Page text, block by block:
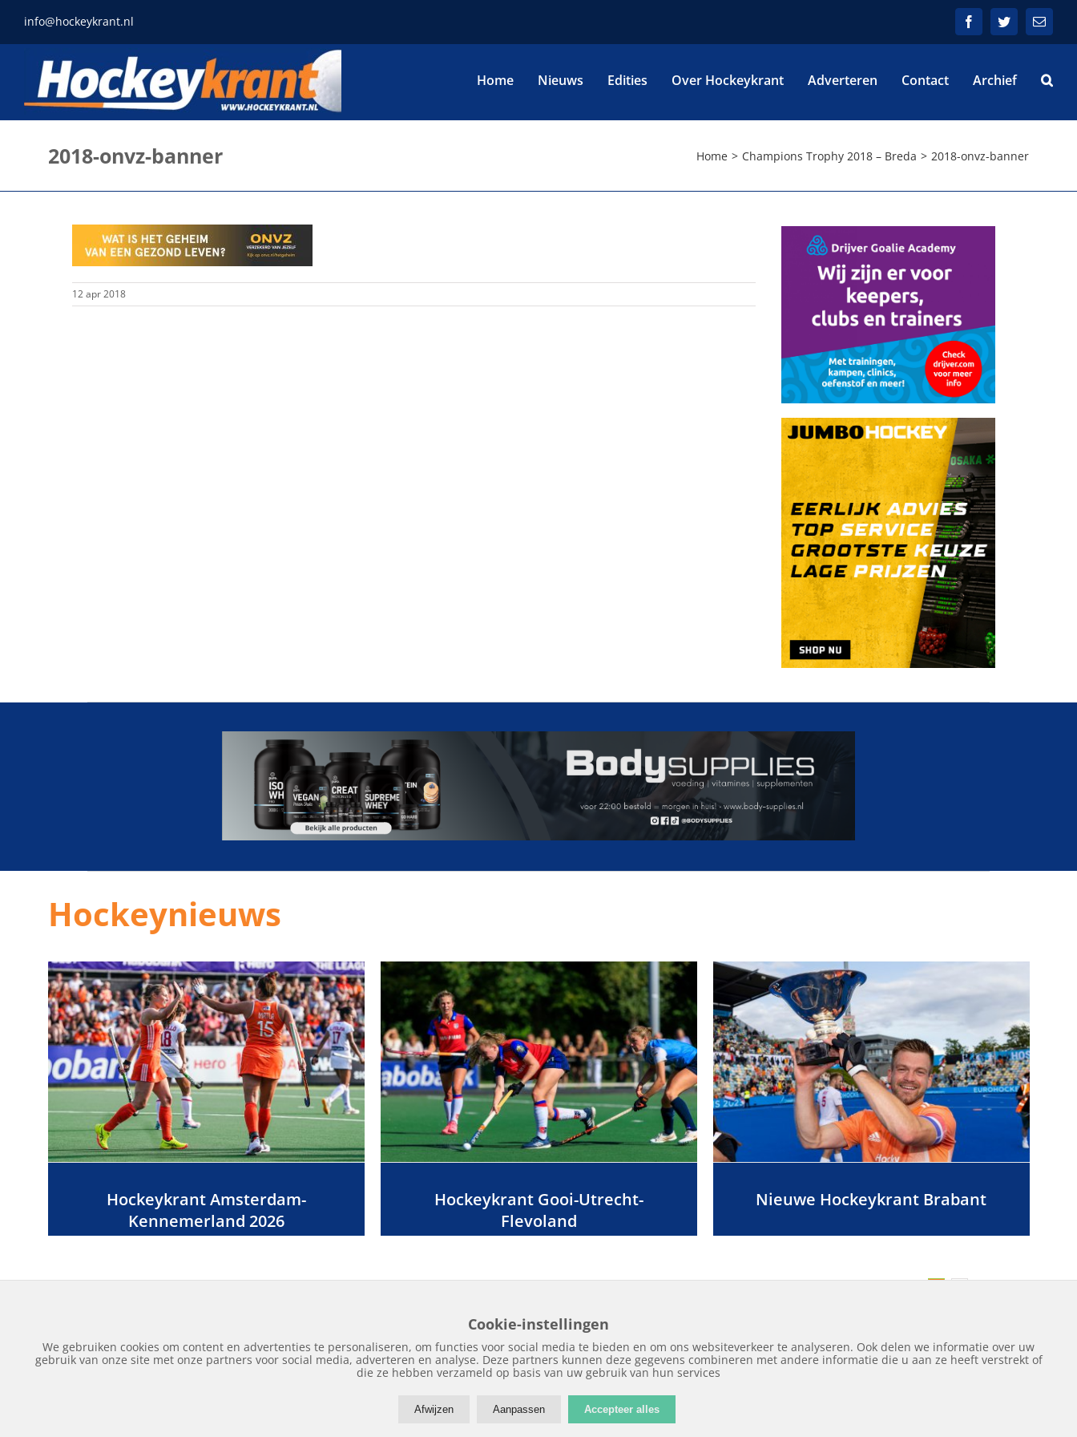
naar
inhoud
info@hockeykrant.nl FacebookTwitterE-
mail
Home Nieuws Edities Over Hockeykrant Adverteren Contact Archief
2018-onvz-banner Home Champions Trophy 2018 – Breda 2018-onvz-banner
12 apr 2018
Hockeynieuws
Hockeykrant Amsterdam-
Kennemerland 2026
Hockeykrant Gooi-Utrecht-
Flevoland
Nieuwe Hockeykrant Brabant
Home Edities Over Hockeykrant Adverteren Contact Nieuws Archief
Copyright © 2018 | Hockeykrant.nl | Realisatie:Site Online
Cookie-instellingen
We gebruiken cookies om content en advertenties te personaliseren, om functies voor social media te bieden en om ons websiteverkeer te analyseren. Ook delen we informatie over uw
gebruik van onze site met onze partners voor social media, adverteren en analyse. Deze partners kunnen deze gegevens combineren met andere informatie die u aan ze heeft verstrekt of
die ze hebben verzameld op basis van uw gebruik van hun services
Afwijzen Aanpassen Accepteer alles